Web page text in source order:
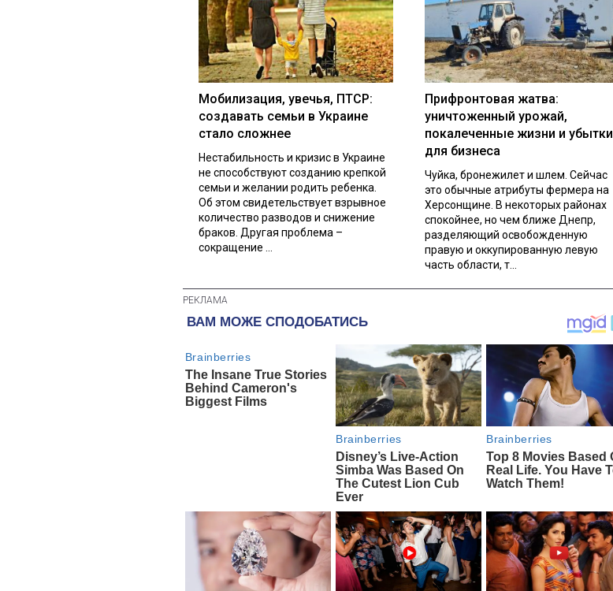
Мобилизация, увечья, ПТСР:
создавать семьи в Украине
стало сложнее
Нестабильность и кризис в Украине
не способствуют созданию крепкой
семьи и желании родить ребенка.
Об этом свидетельствует взрывное
количество разводов и снижение
браков. Другая проблема –
сокращение ...
Прифронтовая жатва:
уничтоженный урожай,
покалеченные жизни и убытки
для бизнеса
Чуйка, бронежилет и шлем. Сейчас
это обычные атрибуты фермера на
Херсонщине. В некоторых районах
спокойнее, но чем ближе Днепр,
разделяющий освобожденную
правую и оккупированную левую
часть области, т...